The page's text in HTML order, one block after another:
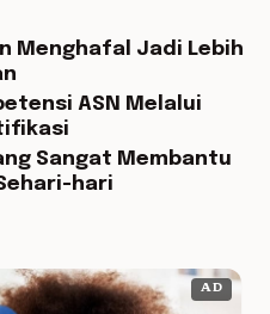
Menghafal Jadi Lebih
ASN Melalui
Sangat Membantu
hari
AD